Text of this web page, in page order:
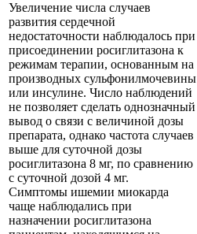
Увеличение числа случаев
развития сердечной
недостаточности наблюдалось при
присоединении росиглитазона к
режимам терапии, основанным на
производных сульфонилмочевины
или инсулине. Число наблюдений
не позволяет сделать однозначный
вывод о связи с величиной дозы
препарата, однако частота случаев
выше для суточной дозы
росиглитазона 8 мг, по сравнению
с суточной дозой 4 мг.
Симптомы ишемии миокарда
чаще наблюдались при
назначении росиглитазона